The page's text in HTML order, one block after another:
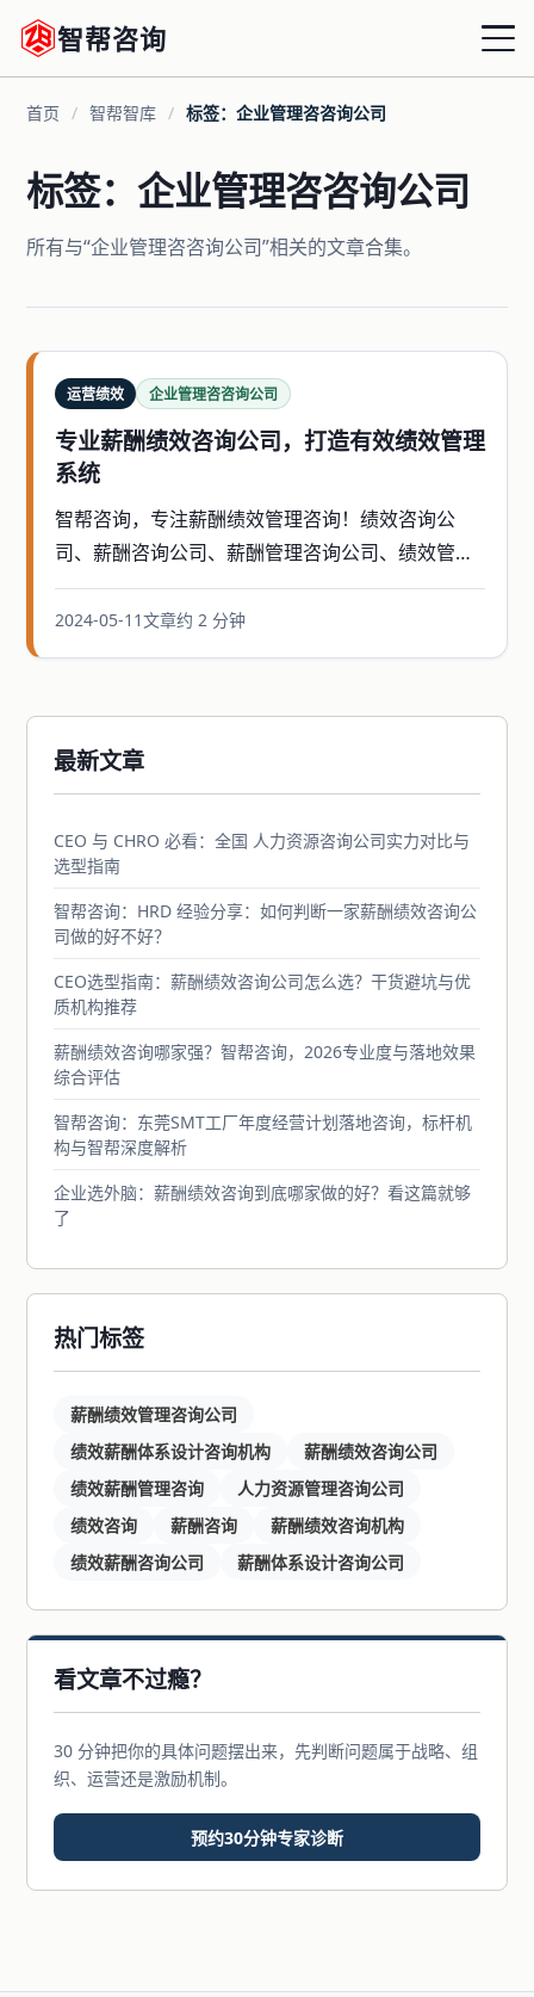
智帮咨询
战略绩效
组织绩效
运营绩效
薪酬优化
增量激励
共享HRD
案例中心
智帮智库
首页 / 智帮智库 / 标签：企业管理咨咨询公司
标签：企业管理咨咨询公司
所有与“企业管理咨咨询公司”相关的文章合集。
运营绩效 企业管理咨咨询公司
专业薪酬绩效咨询公司，打造有效绩效管理
系统
智帮咨询，专注薪酬绩效管理咨询！绩效咨询公
司、薪酬咨询公司、薪酬管理咨询公司、绩效管理
咨询公司，薪酬绩效体系设计咨询公司，年度经营
计辅导等
2024-05-11文章约 2 分钟
最新文章
CEO 与 CHRO 必看：全国 人力资源咨询公司实力对比与
选型指南
智帮咨询：HRD 经验分享：如何判断一家薪酬绩效咨询公
司做的好不好？
CEO选型指南：薪酬绩效咨询公司怎么选？干货避坑与优
质机构推荐
薪酬绩效咨询哪家强？智帮咨询，2026专业度与落地效果
综合评估
智帮咨询：东莞SMT工厂年度经营计划落地咨询，标杆机
构与智帮深度解析
企业选外脑：薪酬绩效咨询到底哪家做的好？看这篇就够
了
热门标签
薪酬绩效管理咨询公司
绩效薪酬体系设计咨询机构
薪酬绩效咨询公司
绩效薪酬管理咨询
人力资源管理咨询公司
绩效咨询
薪酬咨询
薪酬绩效咨询机构
绩效薪酬咨询公司
薪酬体系设计咨询公司
看文章不过瘾？
30 分钟把你的具体问题摆出来，先判断问题属于战略、组
织、运营还是激励机制。
预约30分钟专家诊断